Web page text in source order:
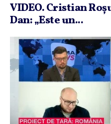
VIDEO. Cristian
Dan: „Este un...